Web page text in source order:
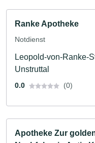
Ranke Apotheke
Notdienst
Leopold-von-Ranke-
Unstruttal
0.0 (0)
Apotheke Zur